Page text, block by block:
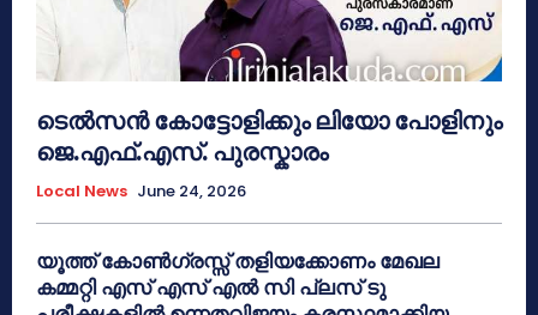
ടെൽസൻ കോട്ടോളിക്കും ലിയോ പോളിനും
ജെ.എഫ്.എസ്. പുരസ്കാരം
Local News June 24, 2026
യൂത്ത് കോൺഗ്രസ്സ് തളിയക്കോണം മേഖല
കമ്മറ്റി എസ് എസ് എൽ സി പ്ലസ് ടു